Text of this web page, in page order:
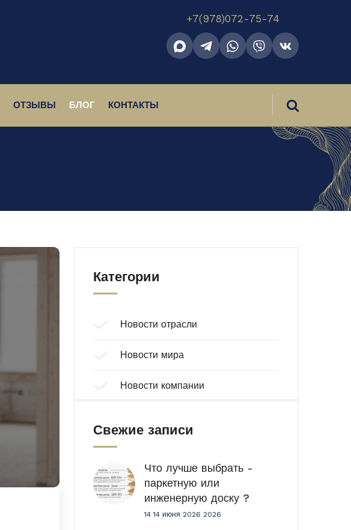
+7(978)072-75-74‬
ОТЗЫВЫ БЛОГ КОНТАКТЫ
Категории
Новости отрасли
Новости мира
Новости компании
Свежие записи
Что лучше выбрать -
паркетную или
инженерную доску ?
14 14 июня 2026 2026